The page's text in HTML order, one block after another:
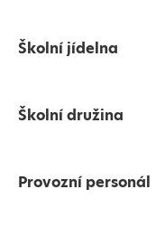
Školní jídelna
Školní družina
Provozní personál